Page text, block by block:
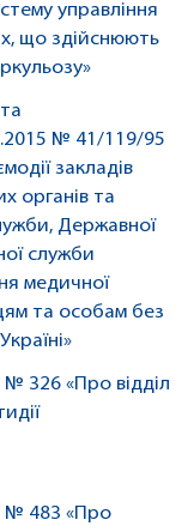
управління
що здійснюють
№ 41/119/95
закладів
органів та
Державної
служби
медичної
та особам без
326 «Про відділ
№ 483 «Про